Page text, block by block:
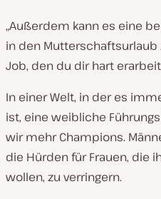
„Außerdem kann es eine
in den Mutterschaftsurlaub
Job, den du dir hart
In einer Welt, in der es
ist, eine weibliche
wir mehr Champions.
die Hürden für Frauen, die
wollen, zu verringern.